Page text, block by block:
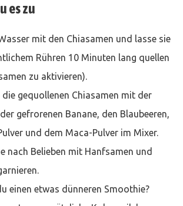
es zu
mit den Chiasamen und lasse sie
Rühren 10 Minuten lang quellen
zu aktivieren).
die gequollenen Chiasamen mit der
gefrorenen Banane, den Blaubeeren,
und dem Maca-Pulver im Mixer.
nach Belieben mit Hanfsamen und
einen etwas dünneren Smoothie?